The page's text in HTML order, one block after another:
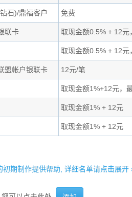
石)/鼎福客户 免费
联卡 取现金额0.5% + 12
取现金额0.5% + 12
盟帐户银联卡 12元/笔
取现金额1%+12元，
取现金额1% + 12元
取现金额1% + 12元
初期制作提供帮助, 详细名单请点击展开